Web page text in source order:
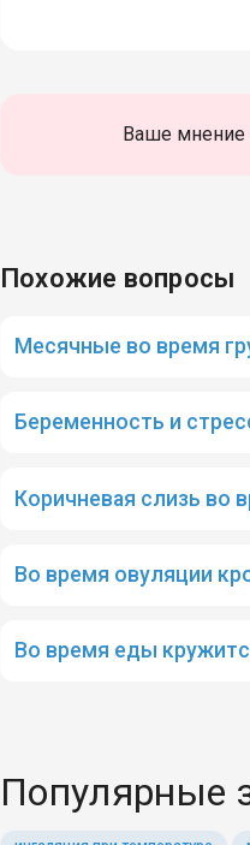
Ваше мнение
Похожие вопросы
Месячные во время
Беременность и
Коричневая слизь во
Во время овуляции
Во время еды
Популярные